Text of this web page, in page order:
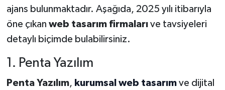
ajans bulunmaktadır. Aşağıda, 2025 yılı itibarıyla
öne çıkan web tasarım firmalarıve tavsiyeleri
detaylı biçimde bulabilirsiniz.
1. Penta Yazılım
Penta Yazılım, kurumsal web tasarımve dijital
Yeme-İçme
Yemek